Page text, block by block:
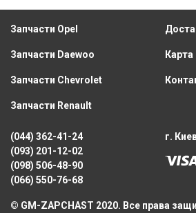
Запчасти Opel
Запчасти Daewoo
Запчасти Chevrolet
Запчасти Renault
Карта
(044) 362-41-24
(093) 201-12-02
(098) 506-48-90
(066) 550-76-68
г.
© GM-ZAPCHAST 2020. Все права